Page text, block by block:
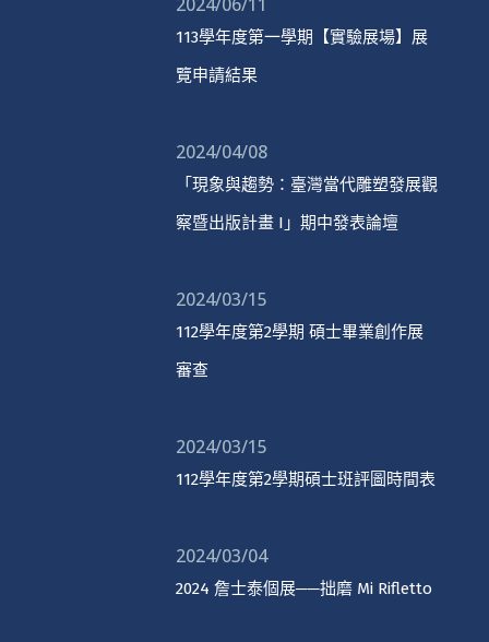
113學年度第一學期【實驗展場】展
覽申請結果
2024/04/08
「現象與趨勢：臺灣當代雕塑發展觀
察暨出版計畫 I」期中發表論壇
2024/03/15
112學年度第2學期 碩士畢業創作展
審查
2024/03/15
112學年度第2學期碩士班評圖時間表
2024/03/04
2024 詹士泰個展──拙磨 Mi Rifletto